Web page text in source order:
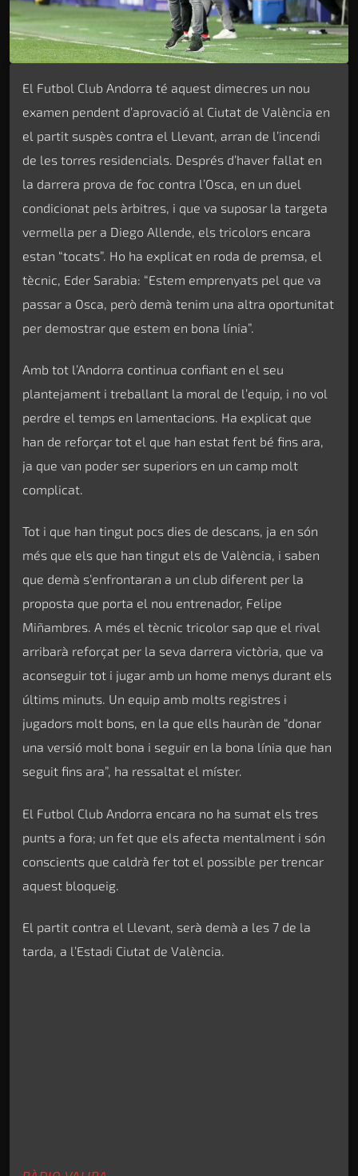
El Futbol Club Andorra té aquest dimecres un nou
examen pendent d’aprovació al Ciutat de València en
el partit suspès contra el Llevant, arran de l’incendi
de les torres residencials. Després d’haver fallat en
la darrera prova de foc contra l’Osca, en un duel
condicionat pels àrbitres, i que va suposar la targeta
vermella per a Diego Allende, els tricolors encara
estan “tocats”. Ho ha explicat en roda de premsa, el
tècnic, Eder Sarabia: “Estem emprenyats pel que va
passar a Osca, però demà tenim una altra oportunitat
per demostrar que estem en bona línia”.
Amb tot l’Andorra continua confiant en el seu
plantejament i treballant la moral de l’equip, i no vol
perdre el temps en lamentacions. Ha explicat que
han de reforçar tot el que han estat fent bé fins ara,
ja que van poder ser superiors en un camp molt
complicat.
Tot i que han tingut pocs dies de descans, ja en són
més que els que han tingut els de València, i saben
que demà s’enfrontaran a un club diferent per la
proposta que porta el nou entrenador, Felipe
Miñambres. A més el tècnic tricolor sap que el rival
arribarà reforçat per la seva darrera victòria, que va
aconseguir tot i jugar amb un home menys durant els
últims minuts. Un equip amb molts registres i
jugadors molt bons, en la que ells hauràn de “donar
una versió molt bona i seguir en la bona línia que han
seguit fins ara”, ha ressaltat el míster.
El Futbol Club Andorra encara no ha sumat els tres
punts a fora; un fet que els afecta mentalment i són
conscients que caldrà fer tot el possible per trencar
aquest bloqueig.
El partit contra el Llevant, serà demà a les 7 de la
tarda, a l’Estadi Ciutat de València.